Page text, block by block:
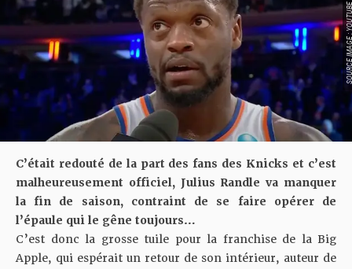
SOURCE
C’était redouté de la part des fans des Knicks et c’est
malheureusement officiel, Julius Randle va manquer
la fin de saison, contraint de se faire opérer de
l’épaule qui le gêne toujours…
C’est donc la grosse tuile pour la franchise de la Big
Apple, qui espérait un retour de son intérieur, auteur de